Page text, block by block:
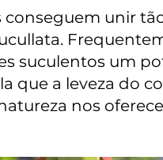
conseguem unir
suculentos um
que a leveza do
nos